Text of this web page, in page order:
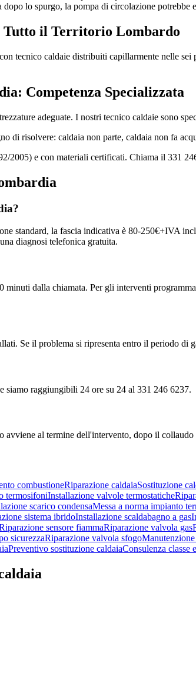
lo spurgo, la pompa di circolazione potrebbe
Tutto il Territorio Lombardo
tecnico caldaie distribuiti capillarmente nelle
Competenza Specializzata
adeguate. I nostri tecnico caldaie sono
di risolvere: caldaia non parte, caldaia non fa
2005) e con materiali certificati. Chiama il 331
standard, la fascia indicativa è 80-250€+IVA
diagnosi telefonica gratuita.
dalla chiamata. Per gli interventi
Se il problema si ripresenta entro il periodo di
siamo raggiungibili 24 ore su 24 al 331 246 6237.
al termine dell'intervento, dopo il
combustioneRiparazione caldaiaSostituzione
termosifoniInstallazione valvole termostatiche
scarico condensaMessa a norma impianto
sistema ibridoInstallazione scaldabagno a gas
sensore fiammaRiparazione valvola gas
sicurezzaRiparazione valvola sfogo
Preventivo sostituzione caldaiaConsulenza classe